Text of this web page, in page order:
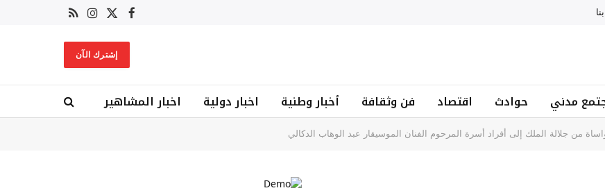
فيسبوك
X
الانستغرام
RSS
إشترك الآن
مدني حوادث اقتصاد فن وثقافة أخبار وطنية اخبار دولية اخبار المشاهير
من جلالة الملك إلى أفراد أسرة المرحوم الفنان الموسيقار عبد الوهاب الدكالي